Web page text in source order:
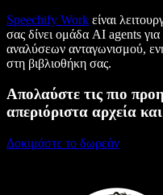
Speechify Work είναι
σας δίνει ομάδα AI agents
αναλύσεων ανταγωνισμού,
στη βιβλιοθήκη σας.
Απολαύστε τις πιο
απεριόριστα αρχεία
Δοκιμάστε το δωρεάν